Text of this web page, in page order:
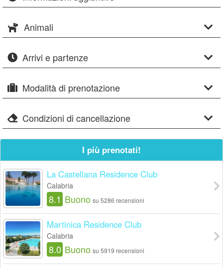
Animali
Arrivi e partenze
Modalità di prenotazione
Condizioni di cancellazione
I più prenotati!
La Castellana Residence Club
Calabria
8.1 Buono su 5286 recensioni
Martinica Residence Club
Calabria
8.0 Buono su 5919 recensioni